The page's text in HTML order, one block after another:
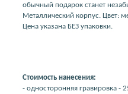
обычный подарок станет
Металлический корпус. Цвет:
Цена указана БЕЗ упаковки.
Стоимость нанесения:
- односторонняя гравировка -